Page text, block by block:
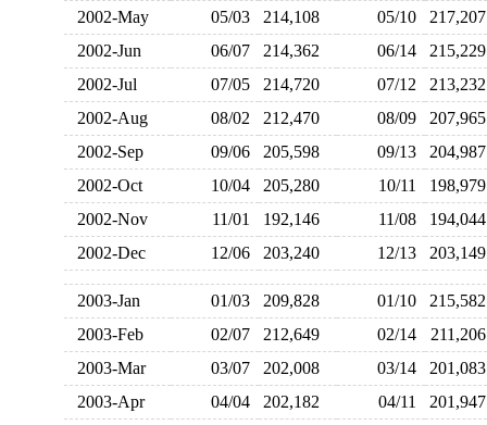
2002-May
05/03 214,108 05/10
2002-Jun
06/07 214,362 06/14
2002-Jul
07/05 214,720 07/12
2002-Aug
08/02 212,470 08/09
2002-Sep
09/06 205,598 09/13
2002-Oct
10/04 205,280 10/11
2002-Nov
11/01 192,146 11/08
2002-Dec
12/06 203,240 12/13
2003-Jan 01/03 209,828 01/10
2003-Feb
02/07 212,649 02/14
2003-Mar
03/07 202,008 03/14
2003-Apr
04/04 202,182 04/11